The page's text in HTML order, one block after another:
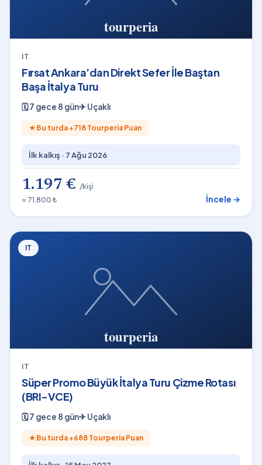
IT
Fırsat Ankara’dan Direkt Sefer İle Baştan
Başa İtalya Turu
🗓7 gece 8 gün✈Uçaklı
★ Bu turda +718 Tourperia Puan
İlk kalkış · 7 Ağu 2026
1.197 € /kişi
≈ 71.800 ₺
İncele →
IT
IT
Süper Promo Büyük İtalya Turu Çizme Rotası
(BRI-VCE)
🗓7 gece 8 gün✈Uçaklı
★ Bu turda +688 Tourperia Puan